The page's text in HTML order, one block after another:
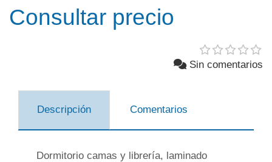
Consultar precio
Sin comentarios
Descripción Comentarios
Dormitorio camas y librería, laminado